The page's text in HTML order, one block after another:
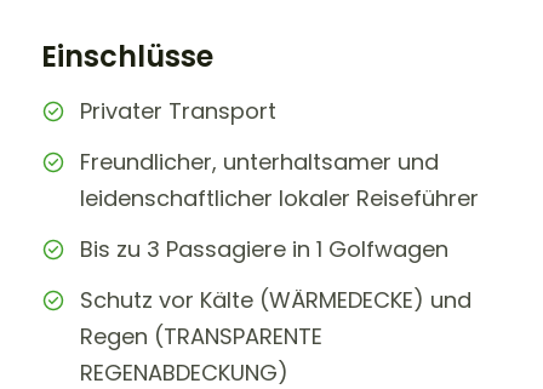
Einschlüsse
Privater Transport
Freundlicher, unterhaltsamer und
leidenschaftlicher lokaler Reiseführer
Bis zu 3 Passagiere in 1 Golfwagen
Schutz vor Kälte (WÄRMEDECKE) und
Regen (TRANSPARENTE
REGENABDECKUNG)